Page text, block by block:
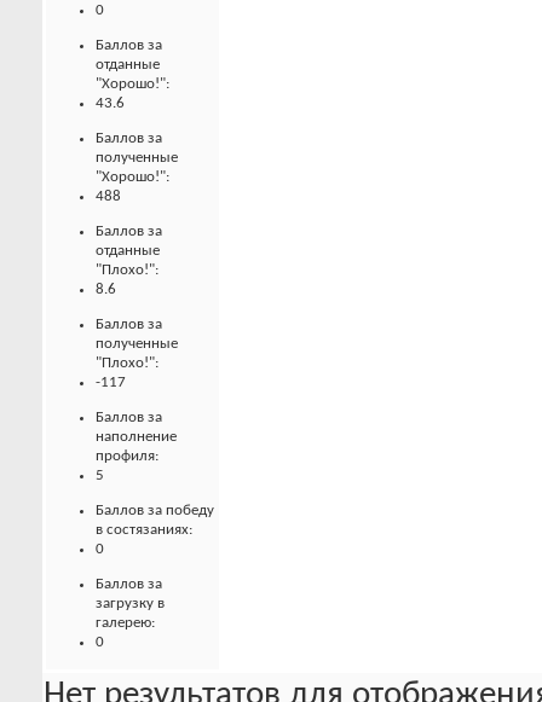
0
Баллов за
отданные
"Хорошо!":
43.6
Баллов за
полученные
"Хорошо!":
488
Баллов за
отданные
"Плохо!":
8.6
Баллов за
полученные
"Плохо!":
-117
Баллов за
наполнение
профиля:
5
Баллов за победу
в состязаниях:
0
Баллов за
загрузку в
галерею:
0